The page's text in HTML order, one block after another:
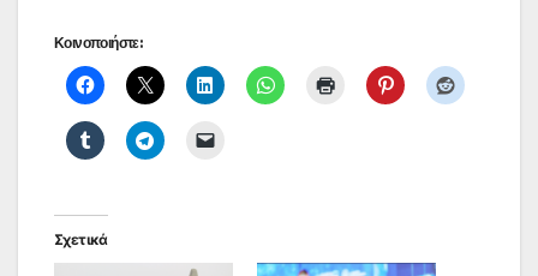
Κοινοποιήστε:
Σχετικά